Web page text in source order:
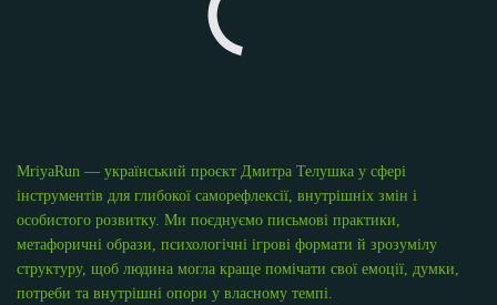
MriyaRun — український проєкт Дмитра Телушка у сфері
інструментів для глибокої саморефлексії, внутрішніх змін і
особистого розвитку. Ми поєднуємо письмові практики,
метафоричні образи, психологічні ігрові формати й зрозумілу
структуру, щоб людина могла краще помічати свої емоції, думки,
потреби та внутрішні опори у власному темпі.